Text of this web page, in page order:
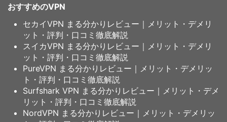
おすすめのVPN
セカイVPN まる分かりレビュー｜メリット・デメリ
ット・評判・口コミ徹底解説
スイカVPN まる分かりレビュー｜メリット・デメリ
ット・評判・口コミ徹底解説
PureVPN まる分かりレビュー｜メリット・デメリッ
ト・評判・口コミ徹底解説
Surfshark VPN まる分かりレビュー｜メリット・デメ
リット・評判・口コミ徹底解説
NordVPN まる分かりレビュー｜メリット・デメリッ